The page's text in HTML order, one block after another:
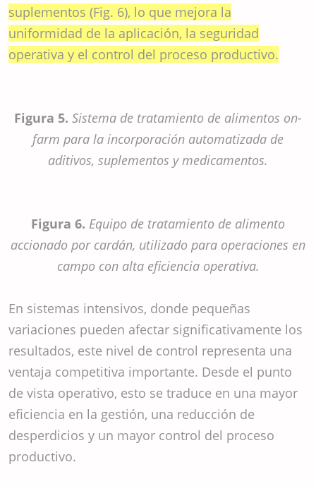
suplementos (Fig. 6), lo que mejora la
uniformidad de la aplicación, la seguridad
operativa y el control del proceso productivo.
Figura 5. Sistema de tratamiento de alimentos on-
farm para la incorporación automatizada de
aditivos, suplementos y medicamentos.
Figura 6. Equipo de tratamiento de alimento
accionado por cardán, utilizado para operaciones en
campo con alta eficiencia operativa.
En sistemas intensivos, donde pequeñas
variaciones pueden afectar significativamente los
resultados, este nivel de control representa una
ventaja competitiva importante. Desde el punto
de vista operativo, esto se traduce en una mayor
eficiencia en la gestión, una reducción de
desperdicios y un mayor control del proceso
productivo.